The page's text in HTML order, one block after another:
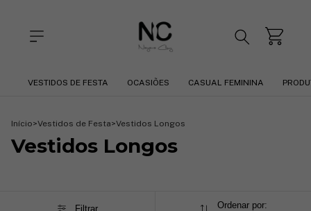
VESTIDOS DE FESTA OCASIÕES CASUAL FEMININA
Início>Vestidos de Festa>Vestidos Longos
Vestidos Longos
Filtrar Ordenar por: